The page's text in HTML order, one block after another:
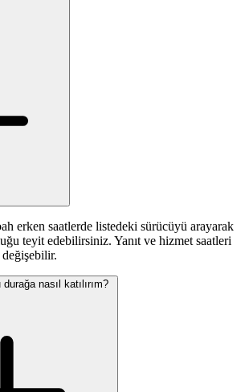
erken saatlerde listedeki sürücüyü arayarak
teyit edebilirsiniz. Yanıt ve hizmet saatleri
nasıl katılırım?